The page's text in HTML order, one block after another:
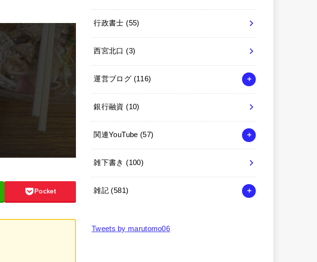
Pocket
行政書士 (55)
西宮北口 (3)
運営ブログ (116)
銀行融資 (10)
関連YouTube (57)
雑下書き (100)
雑記 (581)
Tweets by marutomo06